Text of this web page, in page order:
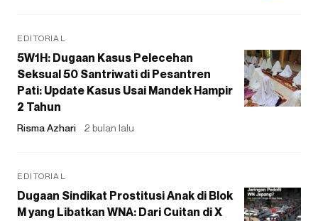
EDITORIAL
5W1H: Dugaan Kasus Pelecehan
Seksual 50 Santriwati di Pesantren
Pati: Update Kasus Usai Mandek Hampir
2 Tahun
Risma Azhari 2 bulan lalu
EDITORIAL
Dugaan Sindikat Prostitusi Anak di Blok
M yang Libatkan WNA: Dari Cuitan di X